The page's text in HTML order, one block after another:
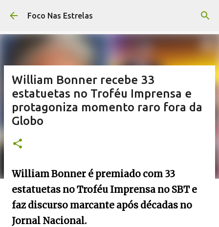
Pular para o conteúdo principal
Foco Nas Estrelas
William Bonner recebe 33
estatuetas no Troféu Imprensa e
protagoniza momento raro fora da
Globo
William Bonner é premiado com 33
estatuetas no Troféu Imprensa no SBT e
faz discurso marcante após décadas no
Jornal Nacional.